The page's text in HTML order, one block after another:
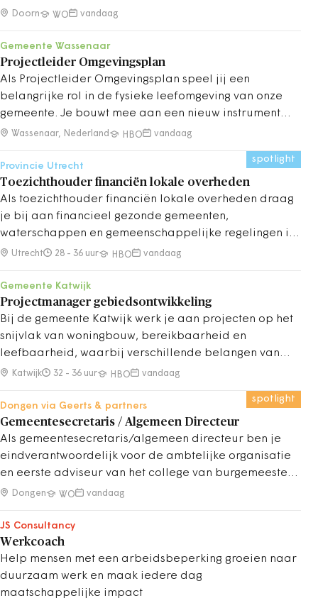
Doorn WO vandaag
Gemeente Wassenaar
Projectleider Omgevingsplan
Als Projectleider Omgevingsplan speel jij een
belangrijke rol in de fysieke leefomgeving van onze
gemeente. Je bouwt mee aan een nieuw instrument
onder de Omgevingswet en helpt onze organisatie
Wassenaar, Nederland HBO vandaag
spotlight
Provincie Utrecht
Toezichthouder financiën lokale overheden
Als toezichthouder financiën lokale overheden draag
je bij aan financieel gezonde gemeenten,
waterschappen en gemeenschappelijke regelingen in
de provincie Utrecht. Je helpt risico’s vroeg te
zorgvuldig en toekomstgericht financieel toezicht.
Utrecht 28 - 36 uur HBO vandaag
Gemeente Katwijk
Projectmanager gebiedsontwikkeling
Bij de gemeente Katwijk werk je aan projecten op het
snijvlak van woningbouw, bereikbaarheid en
leefbaarheid, waarbij verschillende belangen van
inwoners, marktpartijen, bestuurders en regionale
Katwijk 32 - 36 uur HBO vandaag
spotlight
Dongen via Geerts & partners
Gemeentesecretaris / Algemeen Directeur
Als gemeentesecretaris/algemeen directeur ben je
eindverantwoordelijk voor de ambtelijke organisatie
en eerste adviseur van het college van burgemeester
en wethouders.
Dongen WO vandaag
JS Consultancy
Werkcoach
Help mensen met een arbeidsbeperking groeien naar
duurzaam werk en maak iedere dag
maatschappelijke impact